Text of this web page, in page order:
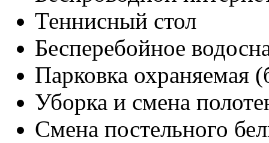
Теннисный стол
Бесперебойное
Парковка охраняемая
Уборка и смена
Смена постельного